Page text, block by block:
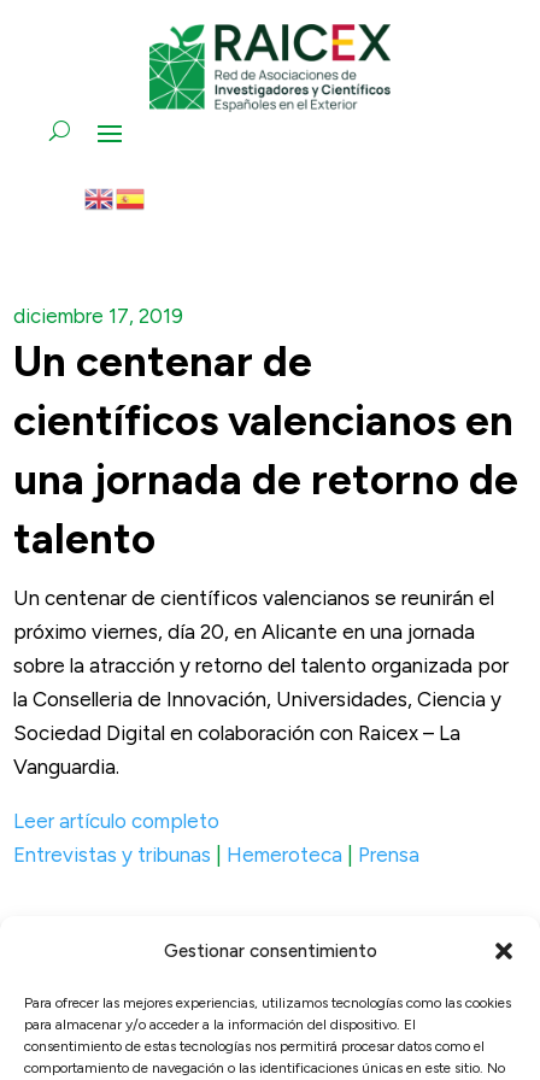
Gestionar consentimiento
Para ofrecer las mejores experiencias, utilizamos tecnologías como las cookies
para almacenar y/o acceder a la información del dispositivo. El
consentimiento de estas tecnologías nos permitirá procesar datos como el
comportamiento de navegación o las identificaciones únicas en este sitio. No
diciembre 17, 2019
Un centenar de
científicos valencianos en
una jornada de retorno de
talento
Un centenar de científicos valencianos se reunirán el
próximo viernes, día 20, en Alicante en una jornada
sobre la atracción y retorno del talento organizada por
la Conselleria de Innovación, Universidades, Ciencia y
Sociedad Digital en colaboración con Raicex – La
Vanguardia.
Leer artículo completo
Entrevistas y tribunas
Hemeroteca Prensa
© 2026, RAICEX, Madrid, España.